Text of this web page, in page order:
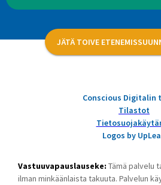
JÄTÄ TOIVE
Conscious Digitalin
Tilastot
Logos by
Vastuuvapauslauseke: Tämä palvelu
ilman minkäänlaista takuuta. Palvelun